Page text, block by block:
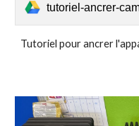
tutoriel-ancrer-
Tutoriel pour ancrer